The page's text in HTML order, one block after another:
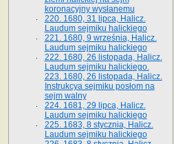
koronacyjny wysłanemu
220. 1680, 31 lipca, Halicz.
Laudum sejmiku halickiego
221. 1680, 9 września, Halicz.
Laudum sejmiku halickiego
222. 1680, 26 listopada, Halicz.
Laudum sejmiku halickiego.
223. 1680, 26 listopada, Halicz.
Instrukcya sejmiku posłom na
sejm walny
224. 1681, 29 lipca, Halicz.
Laudum sejmiku halickiego
225. 1683, 8 stycznia, Halicz.
Laudum sejmiku halickiego